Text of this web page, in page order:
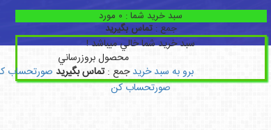
سبد خريد شما : 0 مورد
جمع :تماس بگیرید
سبد خريد شما خالي ميباشد !
محصولبروزرساني
برو به سبد خريد جمع :تماس بگیرید صورتحساب
صورتحساب کن